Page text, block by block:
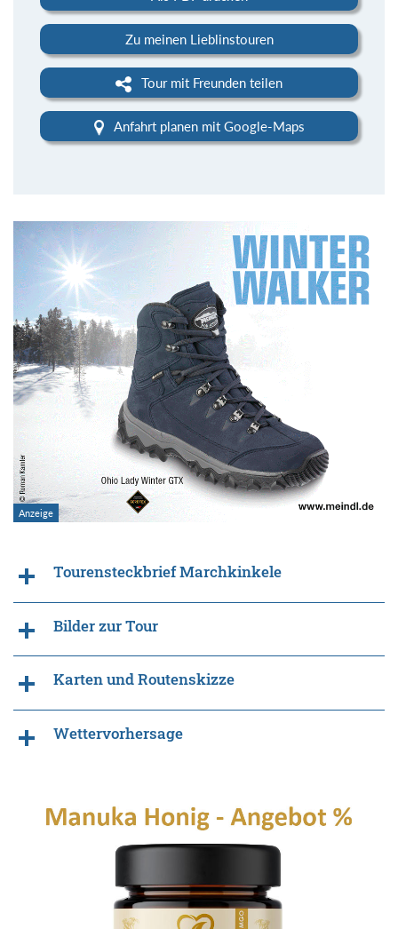
Zu meinen Lieblinstouren
Tour mit Freunden teilen
Anfahrt planen mit Google-Maps
Tourensteckbrief Marchkinkele
Bilder zur Tour
Karten und Routenskizze
Wettervorhersage